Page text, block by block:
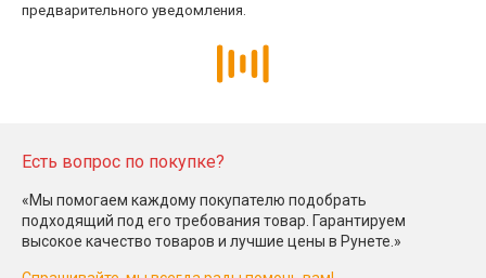
предварительного уведомления.
Есть вопрос по покупке?
«Мы помогаем каждому покупателю подобрать
подходящий под его требования товар. Гарантируем
высокое качество товаров и лучшие цены в Рунете.»